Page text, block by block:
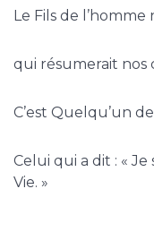
Le Fils de l’homme
qui résumerait nos
C’est Quelqu’un
Celui qui a dit : «
Vie. »